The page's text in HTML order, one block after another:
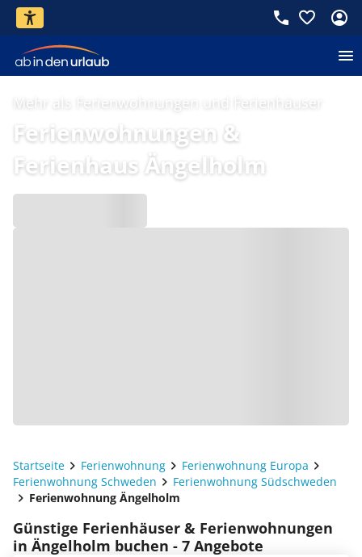
Mehr als Ferienwohnungen und Ferienhäuser
Ferienwohnungen &
Ferienhaus Ängelholm
Startseite Ferienwohnung
Ferienwohnung Europa
Ferienwohnung Schweden
Ferienwohnung Südschweden
Ferienwohnung Ängelholm
Günstige Ferienhäuser & Ferienwohnungen
in Ängelholm buchen - 7 Angebote